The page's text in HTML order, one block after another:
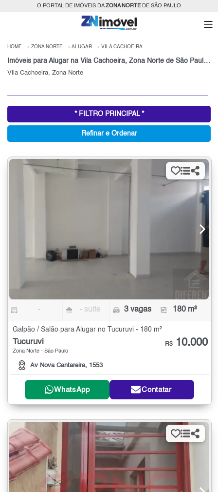
O PORTAL DE IMÓVEIS DAZONA NORTEDE SÃO PAULO
HOME ZONA NORTE ALUGAR VILA CACHOEIRA
Imóveis para Alugar na Vila Cachoeira, Zona Norte de São Paulo, SP
Vila Cachoeira, Zona Norte
* FILTRO PRINCIPAL *
Refinar e Ordenar
- - suíte 3 vagas 180 m²
Galpão / Salão para Alugar no Tucuruvi - 180 m²
Tucuruvi
Zona Norte - São Paulo
Av Nova Cantareira, 1553
R$ 10.000
WhatsApp Contatar